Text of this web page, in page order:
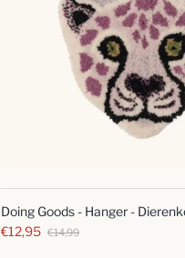
Doing Goods - Hanger -
€12,95 €14,99